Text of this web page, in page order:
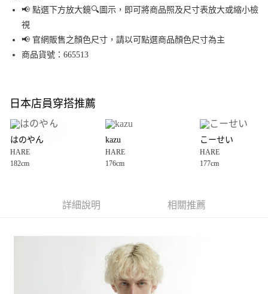
Apple Pay
街口支付
悠遊付
全盈+PAY
大哥付你分期
【大哥付你分期使用說明】
1.本服務由台灣大哥大提供，台灣大哥大用戶可立即使用無須另外申請。
2.付款方式選擇「大哥付你分期」，訂單成立後會自動跳轉到大哥付的交易
3.實際核准額度、可分期數及費用金額請依後續交易確認頁面所載為準。
4.訂單成立30分鐘內，如未前往確認交易或遇審核未通過，訂單將自動取
1.分期款項不併入電信帳單，「大哥付你分期」於每月結算日後寄送繳費提
2.透過簡訊連結打開帳單後，可選擇「超商條碼／台灣大直營門市／銀行轉
帳／街口支付／iPASS MONEY」等通路繳費。
AFTEE先享後付
３．安心：先確認商品／服務後，再付款。
【「AFTEE先享後付」結帳流程】
１．於結帳方式選擇「AFTEE先享後付」後，將跳轉至「AFTEE先享後付」
結帳頁面，進行簡訊認證並確認金額後，即可完成結帳。
２．訂單成立數日內，您將收到繳費通知簡訊。
每筆NT$80，滿NT$888(含以上)免運費
每筆NT$80，滿NT$888(含以上)免運費
📢 點選下方放大鏡🔍圖示，即可將商品照及尺寸表放大或縮小檢
視
📢 官網販售之顏色尺寸，請以可點選商品顏色尺寸為主
商品貨號：665513
日本店員穿搭推薦
はのやん
HARE
182cm
kazu
HARE
176cm
こーせい
HARE
177cm
詳細說明 相關推薦